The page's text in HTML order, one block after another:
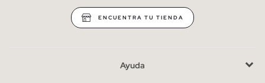
ENCUENTRA TU TIENDA
Ayuda